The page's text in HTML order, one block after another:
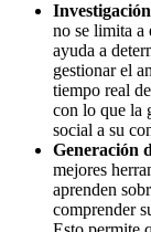
no se limita a
ayuda a
gestionar el
tiempo real
con lo que la
social a su
Generación
mejores
aprenden
comprender